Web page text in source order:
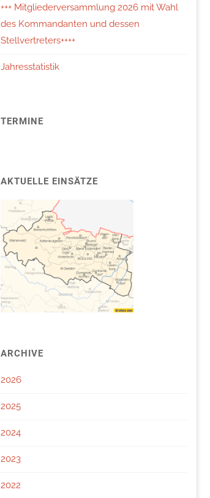
+++ Mitgliederversammlung 2026 mit Wahl
des Kommandanten und dessen
Stellvertreters++++
Jahresstatistik
TERMINE
AKTUELLE EINSÄTZE
ARCHIVE
2026
2025
2024
2023
2022